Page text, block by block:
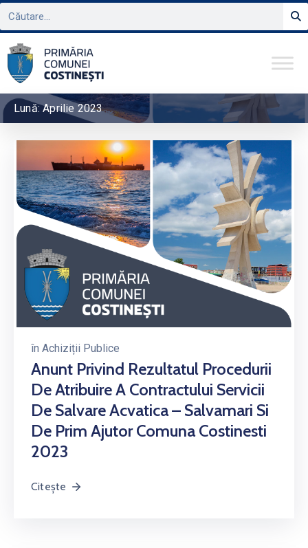
Lună:Aprilie 2023
în Achiziții Publice
Anunt Privind Rezultatul Procedurii
De Atribuire A Contractului Servicii
De Salvare Acvatica – Salvamari Si
De Prim Ajutor Comuna Costinesti
2023
Citește